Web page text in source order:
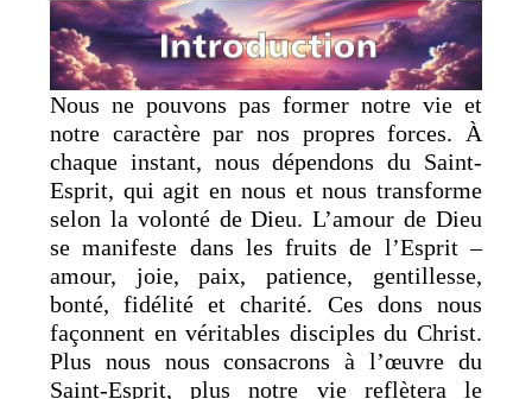
Nous ne pouvons pas former notre vie et
notre caractère par nos propres forces. À
chaque instant, nous dépendons du Saint-
Esprit, qui agit en nous et nous transforme
selon la volonté de Dieu. L’amour de Dieu
se manifeste dans les fruits de l’Esprit –
amour, joie, paix, patience, gentillesse,
bonté, fidélité et charité. Ces dons nous
façonnent en véritables disciples du Christ.
Plus nous nous consacrons à l’œuvre du
Saint-Esprit, plus notre vie reflètera le